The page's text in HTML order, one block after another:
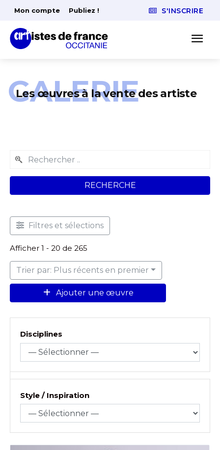
Mon compte Publiez ! S'INSCRIRE
Les œuvres à la vente des artiste
GALERIE
RECHERCHE
Filtres et sélections
Afficher 1 - 20 de 265
Trier par: Plus récents en premier
Ajouter une œuvre
Disciplines
Style / Inspiration